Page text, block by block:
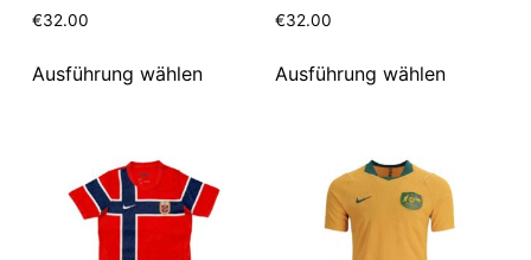
€32.00
Ausführung wählen
€32.00
Ausführung wählen